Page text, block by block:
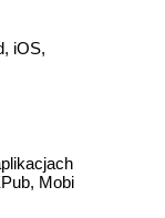
iOS,
Mobi